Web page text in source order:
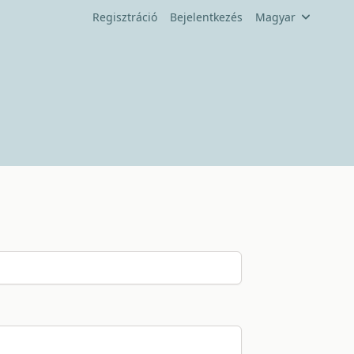
Regisztráció Bejelentkezés Magyar